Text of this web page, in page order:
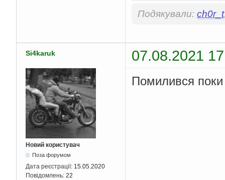
Подякували: ch0r_t
Si4karuk 07.08.2021
Новий користувач
Поза форумом
Дата реєстрації: 15.05.2020
Повідомлень: 22
Помилився